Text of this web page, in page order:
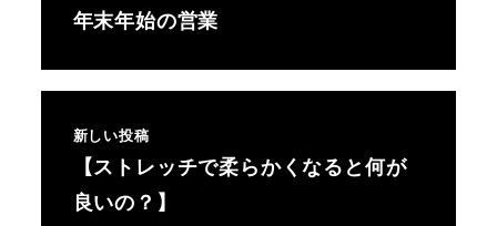
年末年始の営業
新しい投稿
【ストレッチで柔らかくなると何が
良いの？】